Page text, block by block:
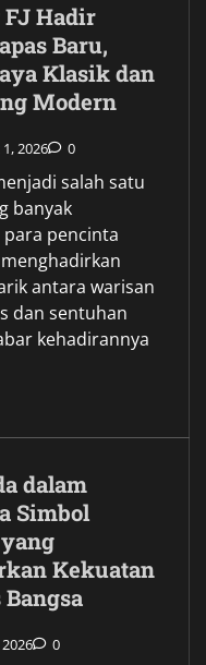
Hadir
Baru,
Klasik dan
Modern
2026 0
salah satu
banyak
pencinta
antara warisan
dan sentuhan
kehadirannya
dalam
Simbol
Kekuatan
2026 0